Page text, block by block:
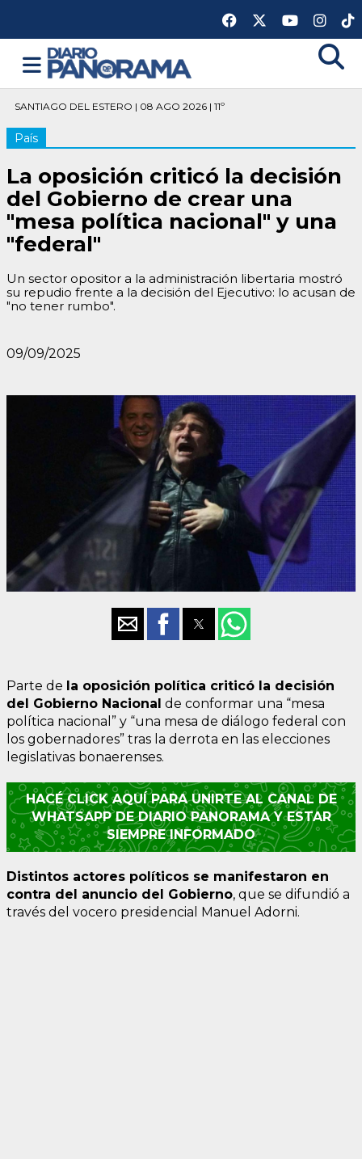
SANTIAGO DEL ESTERO | 08 AGO 2026 | 11º
País
La oposición criticó la decisión
del Gobierno de crear una
"mesa política nacional" y una
"federal"
Un sector opositor a la administración libertaria mostró
su repudio frente a la decisión del Ejecutivo: lo acusan de
"no tener rumbo".
09/09/2025
Parte de la oposición política criticó la decisión
del Gobierno Nacional de conformar una “mesa
política nacional” y “una mesa de diálogo federal con
los gobernadores” tras la derrota en las elecciones
legislativas bonaerenses.
HACÉ CLICK AQUÍ PARA UNIRTE AL CANAL DE
WHATSAPP DE DIARIO PANORAMA Y ESTAR
SIEMPRE INFORMADO
Distintos actores políticos se manifestaron en
contra del anuncio del Gobierno, que se difundió a
través del vocero presidencial Manuel Adorni.